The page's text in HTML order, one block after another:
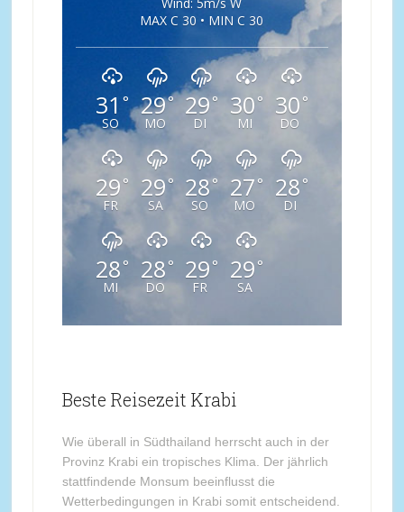
MAX C 30 • MIN C 30
31 °
SO
29°
MO
29°
DI
30 °
MI
30 °
DO
29 °
FR
29°
SA
28°
SO
27 °
MO
28 °
DI
28°
MI
28 °
DO
29 °
FR
29 °
SA
Beste Reisezeit Krabi
Wie überall in Südthailand herrscht auch in der
Provinz Krabi ein tropisches Klima. Der jährlich
stattfindende Monsum beeinflusst die
Wetterbedingungen in Krabi somit entscheidend.